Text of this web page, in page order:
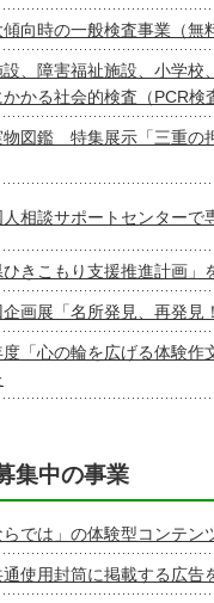
向時の一般検査事業（無
、障害福祉施設、小学校
かる社会的検査（PCR検
物図鑑 特集展示「三重の
相談サポートセンターで
ひきこもり支援推進計画」
画展「名所発見、再発見
「心の輪を広げる体験作
集中の事業
らでは」の体験型コンテ
通使用封筒に掲載する広告